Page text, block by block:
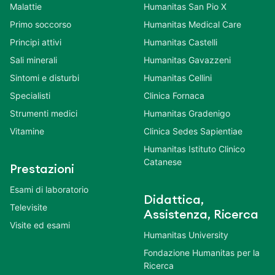
Malattie
Primo soccorso
Principi attivi
Sali minerali
Sintomi e disturbi
Specialisti
Strumenti medici
Vitamine
Prestazioni
Esami di laboratorio
Televisite
Visite ed esami
Humanitas San Pio X
Humanitas Medical Care
Humanitas Castelli
Humanitas Gavazzeni
Humanitas Cellini
Clinica Fornaca
Humanitas Gradenigo
Clinica Sedes Sapientiae
Humanitas Istituto Clinico
Catanese
Didattica,
Assistenza, Ricerca
Humanitas University
Fondazione Humanitas per la
Ricerca